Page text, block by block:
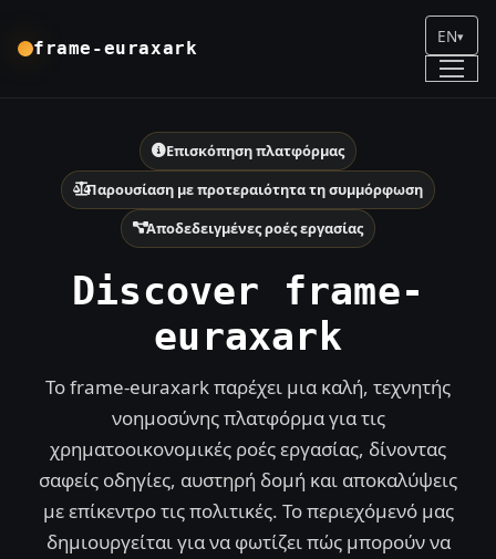
frame-euraxark
EN▾
Επισκόπηση πλατφόρμας
Παρουσίαση με προτεραιότητα τη συμμόρφωση
Αποδεδειγμένες ροές εργασίας
Discover frame-
euraxark
Το frame-euraxark παρέχει μια καλή, τεχνητής
νοημοσύνης πλατφόρμα για τις
χρηματοοικονομικές ροές εργασίας, δίνοντας
σαφείς οδηγίες, αυστηρή δομή και αποκαλύψεις
με επίκεντρο τις πολιτικές. Το περιεχόμενό μας
δημιουργείται για να φωτίζει πώς μπορούν να